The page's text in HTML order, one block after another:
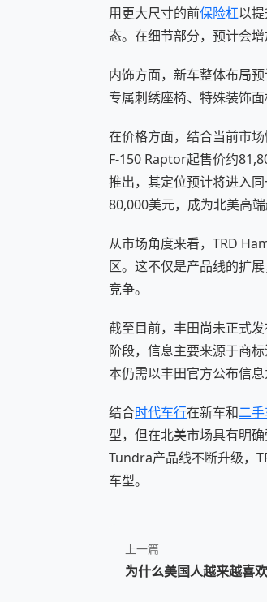
用更大尺寸的前保险杠以
态。在细节部分，预计会
内饰方面，新车整体布局
专属刺绣座椅、特殊装饰
在价格方面，结合当前市
F-150 Raptor起售价约
推出，其定位预计将进入
80,000美元，成为北美高
从市场角度来看，TRD
区。这不仅是产品线的扩
竞争。
截至目前，丰田尚未正式
阶段，信息主要来源于商
本仍需以丰田官方公布信息
结合时代车行在新车和二
型，但在北美市场具有明
Tundra产品线不断升级，
车型。
上一篇
为什么美国人越来越喜